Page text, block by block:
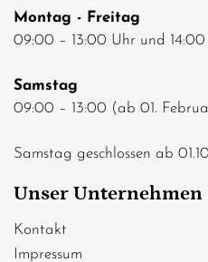
Montag - Freitag
09:00 – 13:00 Uhr und 14:00
Samstag
09:00 – 13:00 (ab 01.
Samstag geschlossen ab 01.10
Unser Unternehmen
Kontakt
Impressum